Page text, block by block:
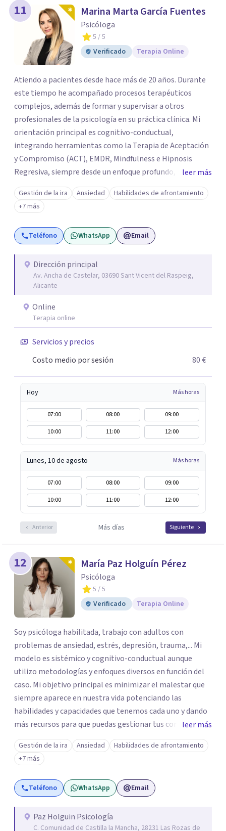
11 Marina Marta García Fuentes
Psicóloga
5 / 5
Verificado
Terapia Online
Atiendo a pacientes desde hace más de 20 años. Durante
este tiempo he acompañado procesos terapéuticos
complejos, además de formar y supervisar a otros
profesionales de la psicología en su práctica clínica. Mi
orientación principal es cognitivo-conductual,
integrando herramientas como la Terapia de Aceptación
y Compromiso (ACT), EMDR, Mindfulness e Hipnosis
Regresiva, siempre desde un enfoque profundo,
respetuoso y adaptado a cada persona. También
acompaño procesos de crecimiento personal y terapia
del alma orientados al trabajo emocional, la búsqueda de
sentido, el autoconocimiento y la conexión interior. Mi
objetivo es ayudar a las personas a comprenderse mejor,
necesarios para vivir con mayor equilibrio y plenitud.
leer más
Gestión de la ira Ansiedad
Habilidades de afrontamiento
+7 más
Teléfono WhatsApp Email
Dirección principal
Av. Ancha de Castelar, 03690 Sant Vicent del Raspeig,
Alicante
Online
Terapia online
Servicios y precios
Costo medio por sesión
80 €
Hoy Más horas
07:00 08:00
09:00
10:00
11:00 12:00
Lunes, 10 de agosto Más horas
07:00 08:00
09:00
10:00
11:00 12:00
Anterior Más días Siguiente
12 María Paz Holguín Pérez
Psicóloga
5 / 5
Verificado
Terapia Online
Soy psicóloga habilitada, trabajo con adultos con
problemas de ansiedad, estrés, depresión, trauma,... Mi
modelo es sistémico y cognitivo-conductual aunque
utilizo metodologías y enfoques diversos en función del
caso. Mi objetivo principal es minimizar el malestar que
siempre aparece en nuestra vida potenciando las
habilidades y capacidades que tenemos cada uno y dando
más recursos para que puedas gestionar tus conflictos.
Cada sesión individual es de aproximadamente 60
minutos. En la primera cita, ya sea online o presencial,
nos conoceremos y comenzaremos la evaluación y
estableceremos los objetivos en los que vamos a
trabajar.
leer más
Gestión de la ira Ansiedad
Habilidades de afrontamiento
+7 más
Teléfono WhatsApp Email
Paz Holguin Psicología
C. Comunidad de Castilla la Mancha, 28231 Las Rozas de